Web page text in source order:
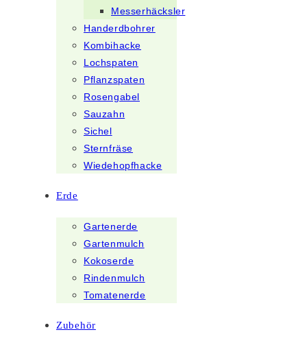
Messerhäcksler
Handerdbohrer
Kombihacke
Lochspaten
Pflanzspaten
Rosengabel
Sauzahn
Sichel
Sternfräse
Wiedehopfhacke
Erde
Gartenerde
Gartenmulch
Kokoserde
Rindenmulch
Tomatenerde
Zubehör